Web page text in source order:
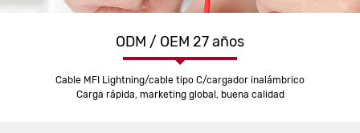
ODM / OEM 27 años
Cable MFI Lightning/cable tipo C/cargador inalámbrico
Carga rápida, marketing global, buena calidad